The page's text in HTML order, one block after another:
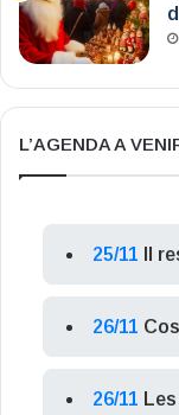
L’AGENDA A
25/11 Il
26/11
26/11